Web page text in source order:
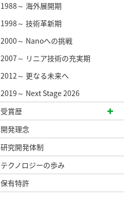
1988～ 海外展開期
1998～ 技術革新期
2000～ Nanoへの挑戦
2007～ リニア技術の充実期
2012～ 更なる未来へ
2019～ Next Stage 2026
受賞歴
開発理念
研究開発体制
テクノロジーの歩み
保有特許